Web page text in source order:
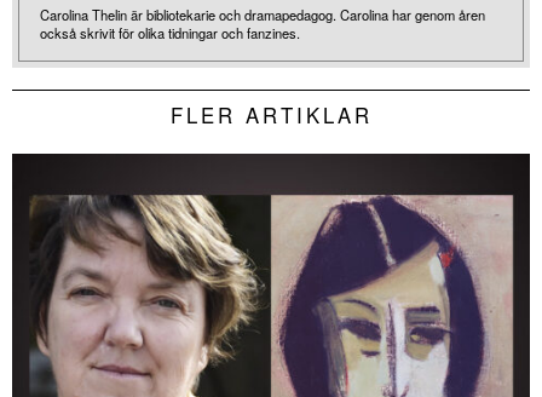
Carolina Thelin är bibliotekarie och dramapedagog. Carolina har genom åren
också skrivit för olika tidningar och fanzines.
FLER ARTIKLAR